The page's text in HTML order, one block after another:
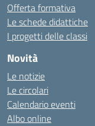
Offerta formativa
Le schede didattiche
I progetti delle classi
Novità
Le notizie
Le circolari
Calendario eventi
Albo online